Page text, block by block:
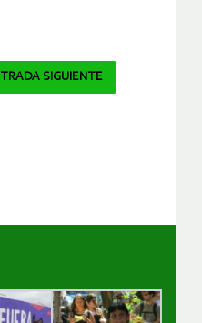
SIGUIENTE